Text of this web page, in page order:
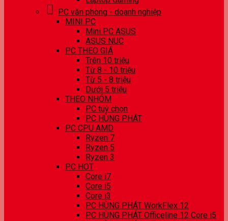
PC văn phòng - doanh nghiệp
MINI PC
Mini PC ASUS
ASUS NUC
PC THEO GIÁ
Trên 10 triệu
Từ 8 - 10 triệu
Từ 5 - 8 triệu
Dưới 5 triệu
THEO NHÓM
PC tuỳ chọn
PC HÙNG PHÁT
PC CPU AMD
Ryzen 7
Ryzen 5
Ryzen 3
PC HOT
Core i7
Core i5
Core i3
PC HÙNG PHÁT WorkFlex 12
PC HÙNG PHÁT Officeline 12 Core i5